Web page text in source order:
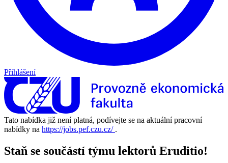
Přihlášení
Tato nabídka již není platná, podívejte se na aktuální pracovní
nabídky na https://jobs.pef.czu.cz/ .
Staň se součástí týmu lektorů Eruditio!